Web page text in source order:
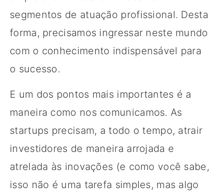
segmentos de atuação profissional. Desta
forma, precisamos ingressar neste mundo
com o conhecimento indispensável para
o sucesso.
E um dos pontos mais importantes é a
maneira como nos comunicamos. As
startups precisam, a todo o tempo, atrair
investidores de maneira arrojada e
atrelada às inovações (e como você sabe,
isso não é uma tarefa simples, mas algo